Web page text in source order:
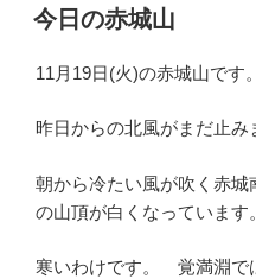
稿
日:
今日の赤城山
11月19日(火)の赤城山です。
昨日からの北風がまだ止み
朝から冷たい風が吹く赤
の山頂が白くなっていま
寒いわけです。 覚満淵で